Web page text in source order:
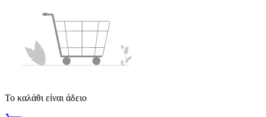
Το καλάθι είναι άδειο